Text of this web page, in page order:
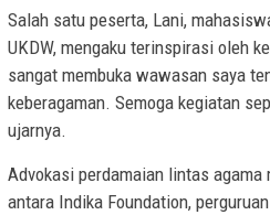
Salah satu peserta, Lani,
UKDW, mengaku terinspirasi oleh
sangat membuka wawasan saya
keberagaman. Semoga kegiatan
ujarnya.
Advokasi perdamaian lintas
antara Indika Foundation,